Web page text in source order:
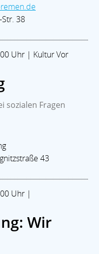
38
Uhr | Kultur Vor
sozialen Fragen
43
Uhr |
Wir